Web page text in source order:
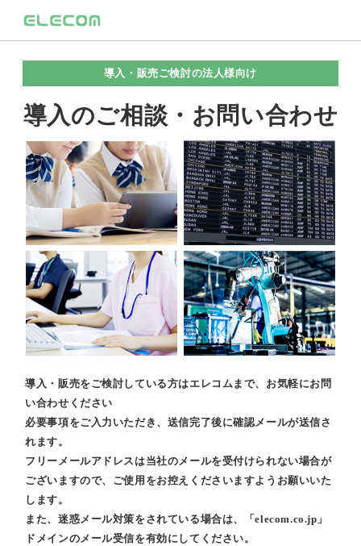
導入・販売ご検討の法人様向け
導入のご相談・お問い合わせ
導入・販売をご検討している方はエレコムまで、お気軽にお問
い合わせください
必要事項をご入力いただき、送信完了後に確認メールが送信さ
れます。
フリーメールアドレスは当社のメールを受付けられない場合が
ございますので、ご使用をお控えくださいますようお願いいた
します。
また、迷惑メール対策をされている場合は、「elecom.co.jp」
ドメインのメール受信を有効にしてください。